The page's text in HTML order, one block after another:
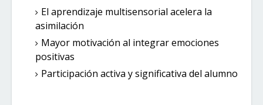
El aprendizaje multisensorial acelera la
asimilación
Mayor motivación al integrar emociones
positivas
Participación activa y significativa del alumno